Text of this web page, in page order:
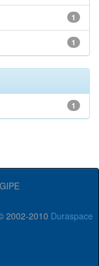
1
1
1
2002-2010 Duraspace